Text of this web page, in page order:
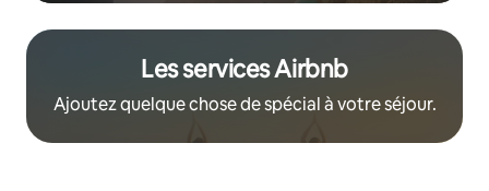
Les services Airbnb
Ajoutez quelque chose de spécial à votre séjour.